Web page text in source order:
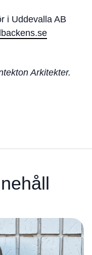
i Uddevalla AB
Arkitekter.